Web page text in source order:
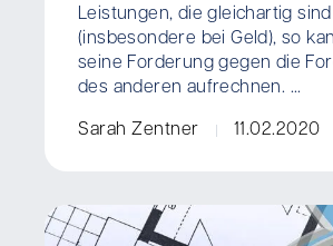
Leistungen, die gleichartig sind
(insbesondere bei Geld), so
seine Forderung gegen die
des anderen aufrechnen. ...
Sarah Zentner 11.02.2020